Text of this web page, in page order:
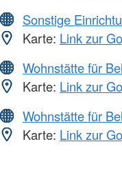
Sonstige
Karte: Link zur
Wohnstätte für
Karte: Link zur
Wohnstätte für
Karte: Link zur